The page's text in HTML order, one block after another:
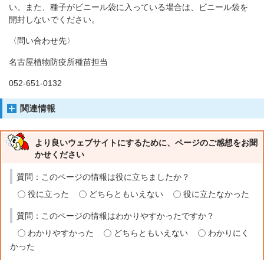
い。また、種子がビニール袋に入っている場合は、ビニール袋を
開封しないでください。
〈問い合わせ先〉
名古屋植物防疫所種苗担当
052-651-0132
関連情報
より良いウェブサイトにするために、ページのご感想をお聞
かせください
質問：このページの情報は役に立ちましたか？
役に立った
どちらともいえない 役に立たなかった
質問：このページの情報はわかりやすかったですか？
わかりやすかった
どちらともいえない
わかりにく
かった